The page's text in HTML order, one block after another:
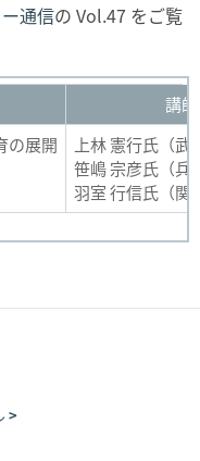
通信の Vol.47 をご覧
講師
の展開
上林 憲行氏（武
笹嶋 宗彦氏（兵
羽室 行信氏（関